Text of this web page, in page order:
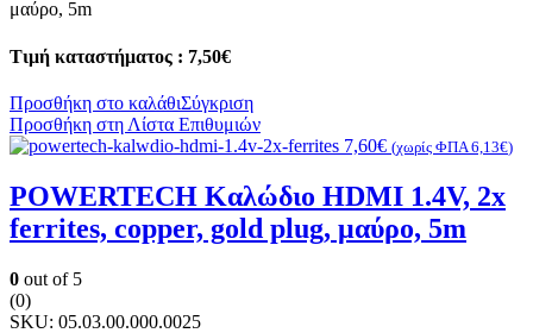
μαύρο, 5m
Τιμή καταστήματος : 7,50€
Προσθήκη στο καλάθιΣύγκριση
Προσθήκη στη Λίστα Επιθυμιών
7,60€ (χωρίς ΦΠΑ 6,13€)
POWERTECH Καλώδιο HDMI 1.4V, 2x
ferrites, copper, gold plug, μαύρο, 5m
0 out of 5
(0)
SKU: 05.03.00.000.0025